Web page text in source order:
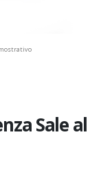
Sale al